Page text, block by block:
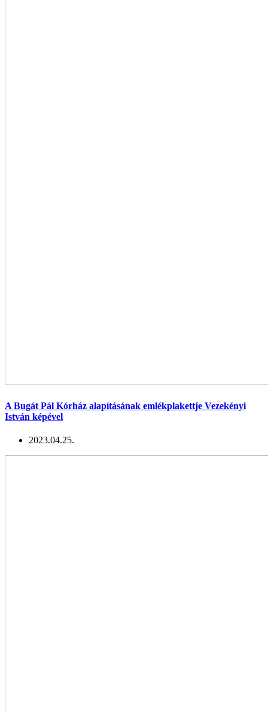
A Bugát Pál Kórház alapításának emlékplakettje Vezekényi
István képével
2023.04.25.